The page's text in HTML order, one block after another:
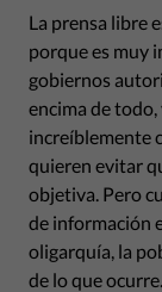
La prensa libre
porque es muy
gobiernos
encima de
increíblemente
quieren evitar
objetiva. Pero
de información
oligarquía, la
de lo que ocurre.